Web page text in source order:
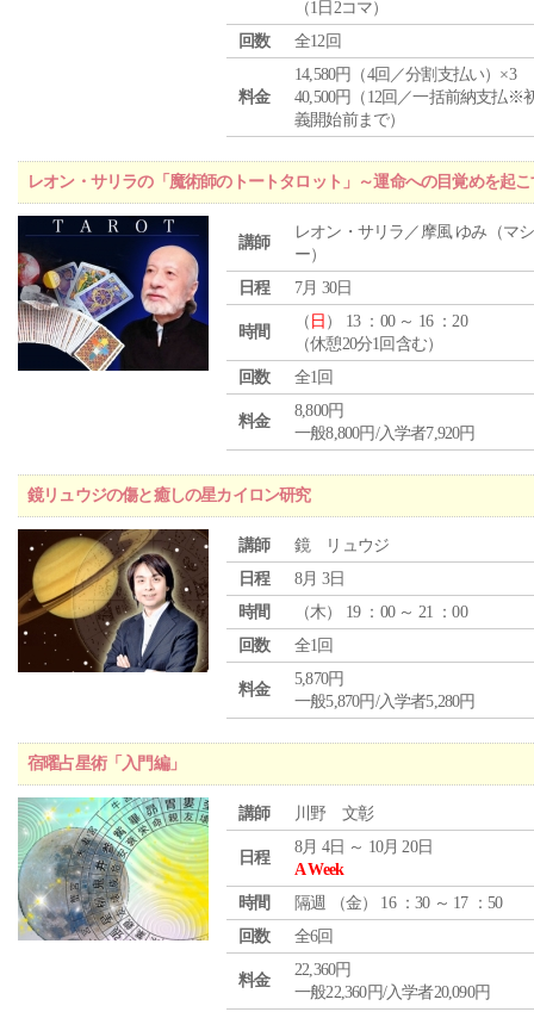
（1日2コマ）
回数
全12回
料金
14,580円（4回／分割支払い）×3
40,500円（12回／一括前納支払※
義開始前まで）
レオン・サリラの「魔術師のトートタロット」～運命への目覚めを起
講師
レオン・サリラ／摩風 ゆみ（マ
ー）
日程
7月 30日
時間
（ 日 ） 13 ：00 ～ 16 ：20
（休憩20分1回含む）
回数
全1回
料金
8,800円
一般8,800円/入学者7,920円
鏡リュウジの傷と癒しの星カイロン研究
講師
鏡 リュウジ
日程
8月 3日
時間
（木） 19 ：00 ～ 21 ：00
回数
全1回
料金
5,870円
一般5,870円/入学者5,280円
宿曜占星術「入門編」
講師 川野 文彰
日程
8月 4日 ～ 10月 20日
A Week
時間
隔週 （金） 16 ：30 ～ 17 ：50
回数
全6回
料金
22,360円
一般22,360円/入学者20,090円